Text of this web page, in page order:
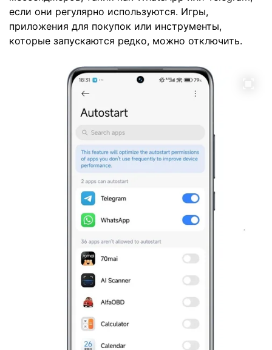
если они регулярно используются. Игры,
приложения для покупок или инструменты,
которые запускаются редко, можно отключить.